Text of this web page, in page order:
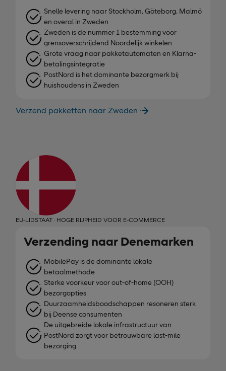
Snelle levering naar Stockholm, Göteborg, Malmö
en overal in Zweden
Zweden is de nummer 1 bestemming voor
grensoverschrijdend Noordelijk winkelen
Grote vraag naar pakketautomaten en Klarna-
betalingsintegratie
PostNord is het dominante bezorgmerk bij
huishoudens in Zweden
Verzend pakketten naar Zweden
EU-LIDSTAAT · HOGE RIJPHEID VOOR E-COMMERCE
Verzending naar Denemarken
MobilePay is de dominante lokale
betaalmethode
Sterke voorkeur voor out-of-home (OOH)
bezorgopties
Duurzaamheidsboodschappen resoneren sterk
bij Deense consumenten
De uitgebreide lokale infrastructuur van
PostNord zorgt voor betrouwbare last-mile
bezorging